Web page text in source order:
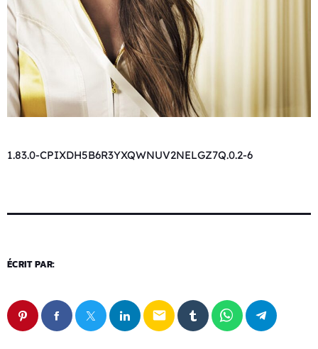
1.83.0-CPIXDH5B6R3YXQWNUV2NELGZ7Q.0.2-6
ÉCRIT PAR:
email